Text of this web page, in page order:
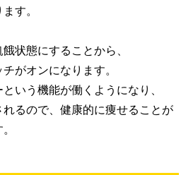
す。
状態にすることから、
がオンになります。
いう機能が働くようになり、
るので、健康的に痩せることが